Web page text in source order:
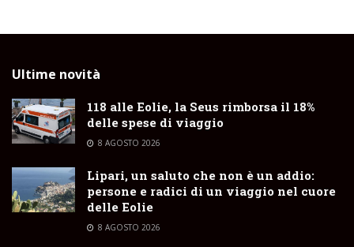
Ultime novità
118 alle Eolie, la Seus rimborsa il 18%
delle spese di viaggio
8 AGOSTO 2026
Lipari, un saluto che non è un addio:
persone e radici di un viaggio nel cuore
delle Eolie
8 AGOSTO 2026